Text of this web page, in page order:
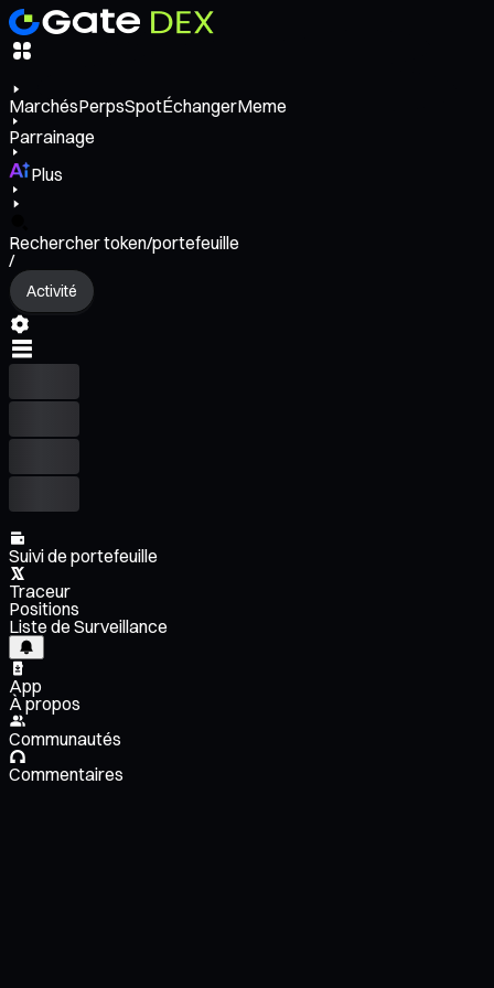
MarchésPerpsSpotÉchangerMeme
Parrainage
Plus
Rechercher token/portefeuille
/
Activité
Suivi de portefeuille
Traceur
Positions
Liste de Surveillance
App
À propos
Communautés
Commentaires